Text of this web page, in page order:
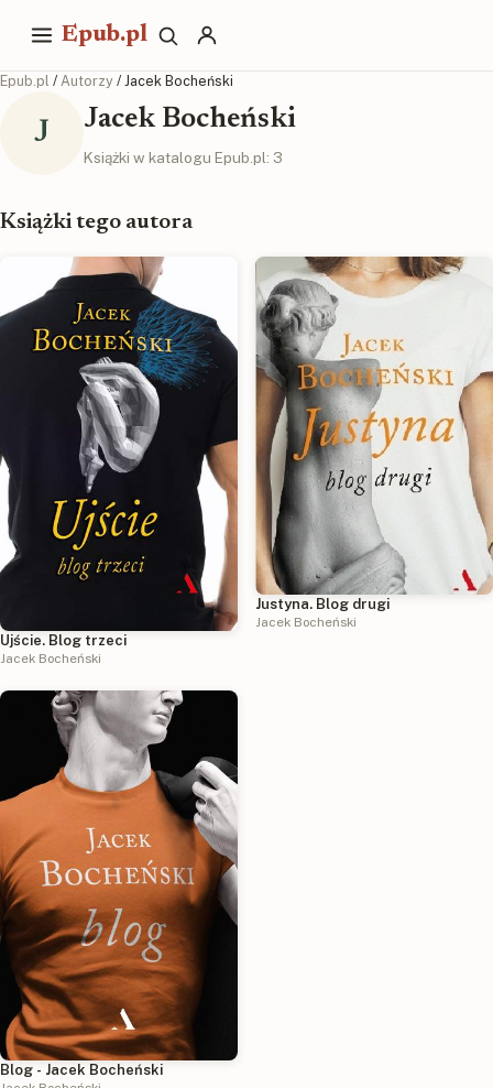
Epub.pl
Epub.pl / Autorzy / Jacek Bocheński
J Jacek Bocheński
Książki w katalogu Epub.pl: 3
Książki tego autora
Ujście. Blog trzeci
Jacek Bocheński
Justyna. Blog drugi
Jacek Bocheński
Blog - Jacek Bocheński